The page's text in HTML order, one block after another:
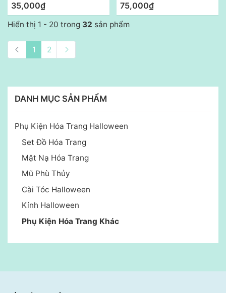
DANH MỤC SẢN PHẨM
Phụ Kiện Hóa Trang Halloween
Set Đồ Hóa Trang
Mặt Nạ Hóa Trang
Mũ Phù Thủy
Cài Tóc Halloween
Kính Halloween
Phụ Kiện Hóa Trang Khác
35,000₫ 75,000₫
Hiển thị 1 - 20 trong 32 sản phẩm
1 2